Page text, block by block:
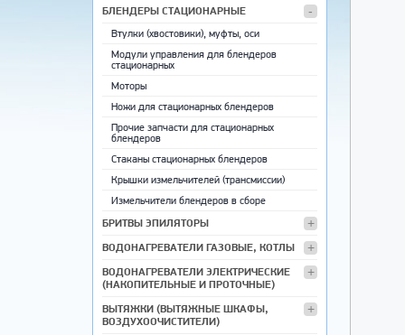
БЛЕНДЕРЫ СТАЦИОНАРНЫЕ
Втулки (хвостовики), муфты, оси
Модули управления для блендеров
стационарных
Моторы
Ножи для стационарных блендеров
Прочие запчасти для стационарных
блендеров
Стаканы стационарных блендеров
Крышки измельчителей (трансмиссии)
Измельчители блендеров в сборе
БРИТВЫ ЭПИЛЯТОРЫ
ВОДОНАГРЕВАТЕЛИ ГАЗОВЫЕ, КОТЛЫ
ВОДОНАГРЕВАТЕЛИ ЭЛЕКТРИЧЕСКИЕ
(НАКОПИТЕЛЬНЫЕ И ПРОТОЧНЫЕ)
ВЫТЯЖКИ (ВЫТЯЖНЫЕ ШКАФЫ,
ВОЗДУХООЧИСТИТЕЛИ)